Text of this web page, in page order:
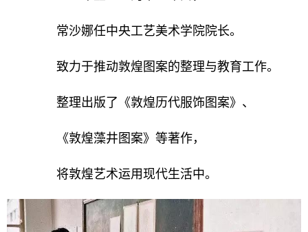
常沙娜任中央工艺美术学院院长。
致力于推动敦煌图案的整理与教育工作。
整理出版了《敦煌历代服饰图案》、
《敦煌藻井图案》等著作，
将敦煌艺术运用现代生活中。